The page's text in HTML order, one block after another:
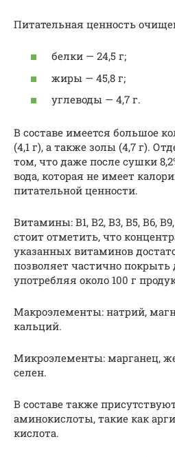
Питательная ценность
белки — 24,5 г;
жиры — 45,8 г;
углеводы — 4,7 г.
В составе имеется большое
(4,1 г), а также золы (4,7 г).
том, что даже после сушки
вода, которая не имеет
питательной ценности.
Витамины: В1, В2, В3, В5, В6,
стоит отметить, что
указанных витаминов
позволяет частично
употребляя около 100 г
Макроэлементы: натрий,
кальций.
Микроэлементы: марганец,
селен.
В составе также
аминокислоты, такие как
кислота.